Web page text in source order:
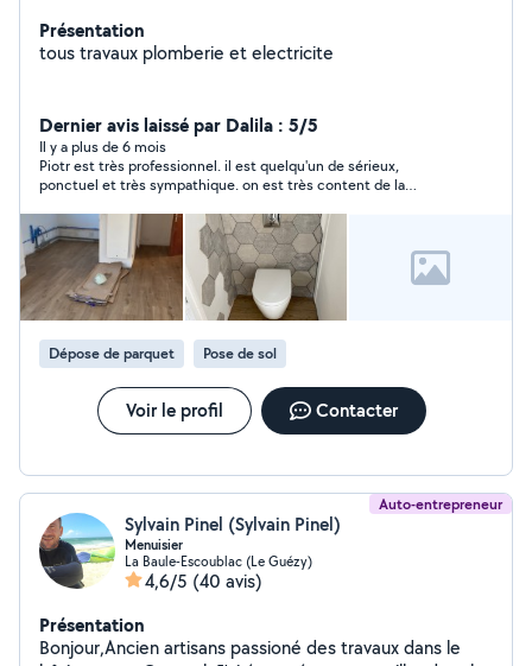
Présentation
tous travaux plomberie et electricite
Dernier avis laissé par Dalila : 5/5
Il y a plus de 6 mois
Piotr est très professionnel. il est quelqu'un de sérieux,
ponctuel et très sympathique. on est très content de la
bois en ceux en PVC. je vous remercie pour votre intervention
et pour votre professionnalisme.
Dépose de parquet Pose de sol
Voir le profil Contacter
Auto-entrepreneur
Sylvain Pinel (Sylvain Pinel)
Menuisier
La Baule-Escoublac (Le Guézy)
4,6/5 (40 avis)
Présentation
Bonjour,Ancien artisans passioné des travaux dans le